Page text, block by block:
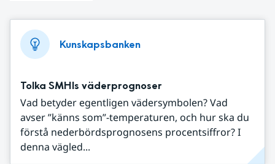
Kunskapsbanken
Tolka SMHIs väderprognoser
Vad betyder egentligen vädersymbolen? Vad
avser ”känns som”-temperaturen, och hur ska du
förstå nederbördsprognosens procentsiffror? I
denna vägled...